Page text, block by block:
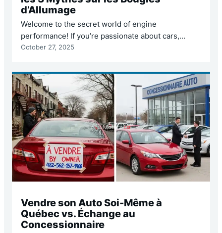
d’Allumage
Welcome to the secret world of engine
performance! If you’re passionate about cars,
whether you’re an amateur mechanic or simply a
vehicle, you’ve surely heard of spark plugs. These
small, often overlooked components are, in fact,
the true conductors of combustion. They are
responsible for the tiny but…
October 27, 2025
Vendre son Auto Soi-Même à
Québec vs. Échange au
Concessionnaire